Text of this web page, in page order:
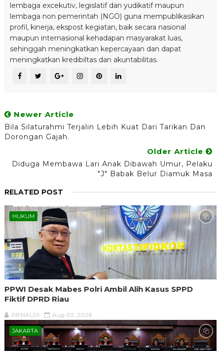
lembaga excekutiv, legislatif dan yudikatif maupun
lembaga non pemerintah (NGO) guna mempublikasikan
profil, kinerja, ekspost kegiatan, baik secara nasional
maupun internasional kehadapan masyarakat luas,
sehinggah meningkatkan kepercayaan dan dapat
meningkatkan kredibiltas dan akuntabilitas.
Newer Article
Bila Silaturahmi Terjalin Lebih Kuat Dari Tarikan Dan
Dorongan Gajah.
Older Article
Diduga Membawa Lari Anak Dibawah Umur, Pelaku
"J" Babak Belur Diamuk Masa
RELATED POST
HUKUM
PPWI Desak Mabes Polri Ambil Alih Kasus SPPD
Fiktif DPRD Riau
RIFNALDI Aug 02, 2026
JAKARTA